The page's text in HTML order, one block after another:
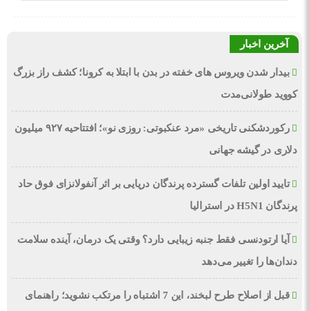
آخرین اخبار
بیدار شدن ویروس‌ های خفته در بدن با ابتلا به کرونا؛ کشف راز بزرگ
کووید طولانی‌مدت
رکوردشکنی تاریخی «مرد عنکبوتی: روزی نو»؛ افتتاحیه ۹۲۷ میلیون
دلاری در گیشه جهانی
تایید اولین تلفات گسترده پرندگان دریایی بر اثر آنفولانزای فوق حاد
پرندگان H5N1 در استرالیا
آیا ارتودنسی فقط جنبه زیبایی دارد؟ وقتی یک درمان، آینده سلامت
دندان‌ها را تغییر می‌دهد
قبل از اصلاح طرح لبخند، این 7 اشتباه را مرتکب نشوید؛ راهنمای